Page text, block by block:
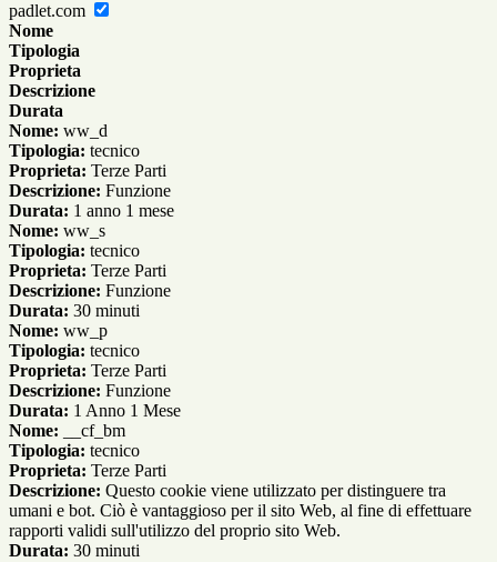
padlet.com
Nome
Tipologia
Proprieta
Descrizione
Durata
Nome: ww_d
Tipologia: tecnico
Proprieta: Terze Parti
Descrizione: Funzione
Durata: 1 anno 1 mese
Nome: ww_s
Tipologia: tecnico
Proprieta: Terze Parti
Descrizione: Funzione
Durata: 30 minuti
Nome: ww_p
Tipologia: tecnico
Proprieta: Terze Parti
Descrizione: Funzione
Durata: 1 Anno 1 Mese
Nome: __cf_bm
Tipologia: tecnico
Proprieta: Terze Parti
Descrizione: Questo cookie viene utilizzato per distinguere tra
umani e bot. Ciò è vantaggioso per il sito Web, al fine di effettuare
rapporti validi sull'utilizzo del proprio sito Web.
Durata: 30 minuti